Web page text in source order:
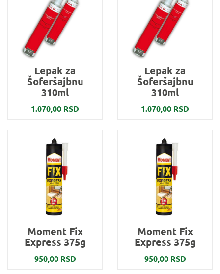
Lepak za
Šoferšajbnu
310ml
1.070,00 RSD
Lepak za
Šoferšajbnu
310ml
1.070,00 RSD
Moment Fix
Express 375g
950,00 RSD
Moment Fix
Express 375g
950,00 RSD